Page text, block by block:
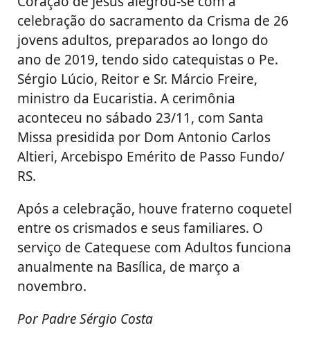
celebração do sacramento da Crisma de 26
jovens adultos, preparados ao longo do
ano de 2019, tendo sido catequistas o Pe.
Sérgio Lúcio, Reitor e Sr. Márcio Freire,
ministro da Eucaristia. A cerimônia
aconteceu no sábado 23/11, com Santa
Missa presidida por Dom Antonio Carlos
Altieri, Arcebispo Emérito de Passo Fundo/
RS.
Após a celebração, houve fraterno coquetel
entre os crismados e seus familiares. O
serviço de Catequese com Adultos funciona
anualmente na Basílica, de março a
novembro.
Por Padre Sérgio Costa